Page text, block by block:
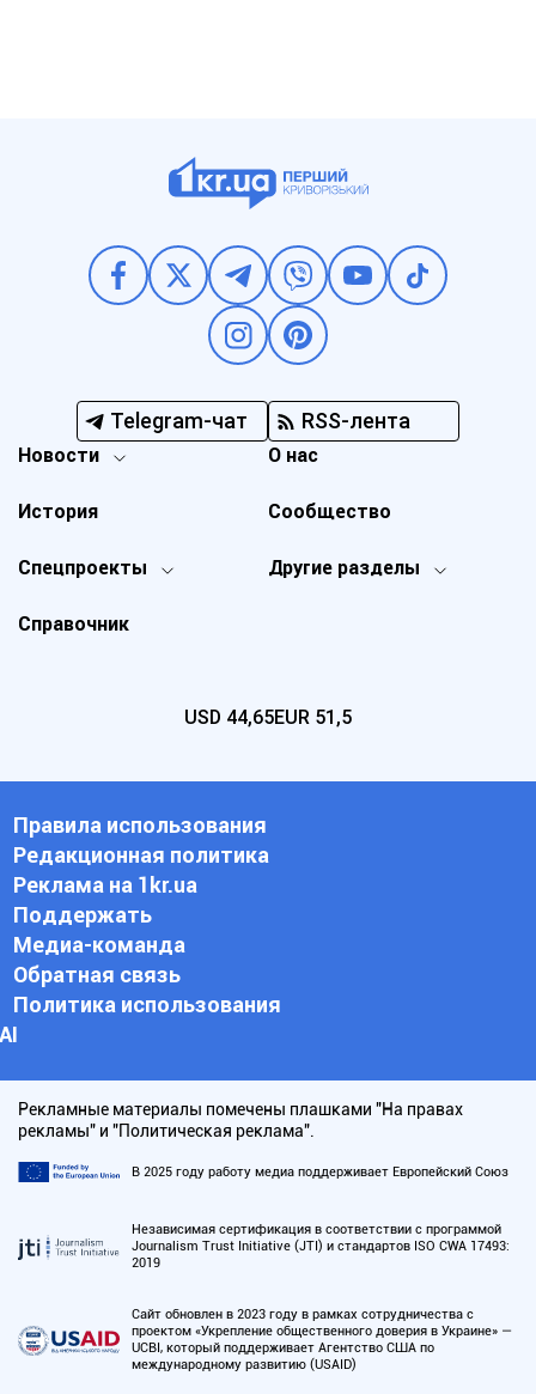
Telegram-чат RSS-лента
Новости
Спецпроекты Другие разделы
История
О нас
Справочник
Сообщество
USD 44,65EUR 51,5
Правила использования
Редакционная политика
Реклама на 1kr.ua
Поддержать
Медиа-команда
Обратная связь
Политика использования
АI
Рекламные материалы помечены плашками "На правах
рекламы" и "Политическая реклама".
В 2025 году работу медиа поддерживает Европейский Союз
Независимая сертификация в соответствии с программой
Journalism Trust Initiative (JTI) и стандартов ISO CWA 17493:
2019
Сайт обновлен в 2023 году в рамках сотрудничества с
проектом «Укрепление общественного доверия в Украине» —
UCBI, который поддерживает Агентство США по
международному развитию (USAID)